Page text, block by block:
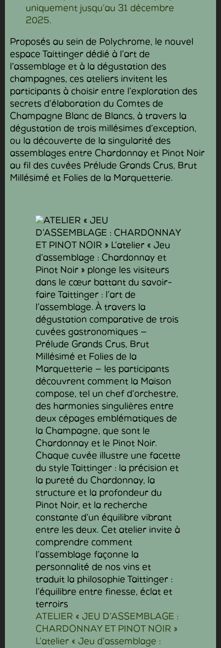
uniquement jusqu’au 31 décembre
2025.
Proposés au sein de Polychrome, le nouvel
espace Taittinger dédié à l’art de
l’assemblage et à la dégustation des
champagnes, ces ateliers invitent les
participants à choisir entre l’exploration des
secrets d’élaboration du Comtes de
Champagne Blanc de Blancs, à travers la
dégustation de trois millésimes d’exception,
ou la découverte de la singularité des
assemblages entre Chardonnay et Pinot Noir
au fil des cuvées Prélude Grands Crus, Brut
Millésimé et Folies de la Marquetterie.
ATELIER « JEU D’ASSEMBLAGE :
CHARDONNAY ET PINOT NOIR »
L’atelier « Jeu d’assemblage :